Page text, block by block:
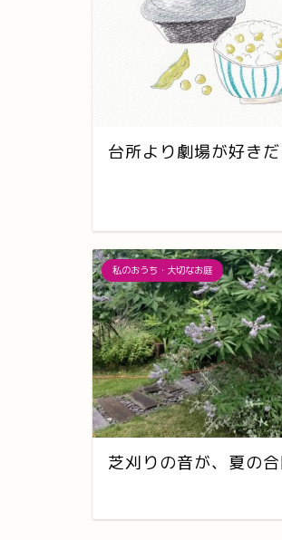
台所より劇場が好き
私のおうち・大切なお庭
芝刈りの音が、夏の